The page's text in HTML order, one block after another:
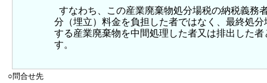
すなわち、この産業廃棄物処分場税の納税義務
分（埋立）料金を負担した者ではなく、最終処分
する産業廃棄物を中間処理した者又は排出した者
す。
○問合せ先